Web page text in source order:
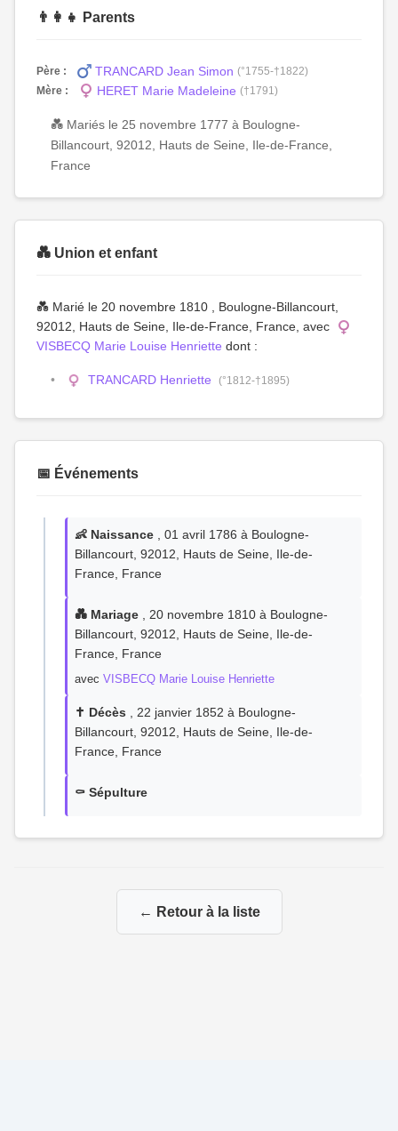
👨‍👩‍👧 Parents
Père : TRANCARD Jean Simon (°1755-†1822)
Mère :
HERET Marie Madeleine (†1791)
💑 Mariés le 25 novembre 1777 à Boulogne-
Billancourt, 92012, Hauts de Seine, Ile-de-France,
France
💑 Union et enfant
💑 Marié le 20 novembre 1810 , Boulogne-Billancourt,
92012, Hauts de Seine, Ile-de-France, France, avec
VISBECQ Marie Louise Henriette dont :
TRANCARD Henriette (°1812-†1895)
📅 Événements
👶 Naissance , 01 avril 1786 à Boulogne-
Billancourt, 92012, Hauts de Seine, Ile-de-
France, France
💑 Mariage , 20 novembre 1810 à Boulogne-
Billancourt, 92012, Hauts de Seine, Ile-de-
France, France
avec VISBECQ Marie Louise Henriette
✝️ Décès , 22 janvier 1852 à Boulogne-
Billancourt, 92012, Hauts de Seine, Ile-de-
France, France
⚰️ Sépulture
← Retour à la liste